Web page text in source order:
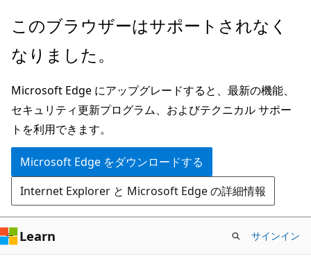
メ
ン
ン
テ
ン
ツ
に
ス
キ
ッ
プ
このブラウザーはサポートされなく
なりました。
Microsoft Edge にアップグレードすると、最新の機能、
セキュリティ更新プログラム、およびテクニカル サポー
トを利用できます。
Microsoft Edge をダウンロードする
Internet Explorer と Microsoft Edge の詳細情報
Learn サインイン